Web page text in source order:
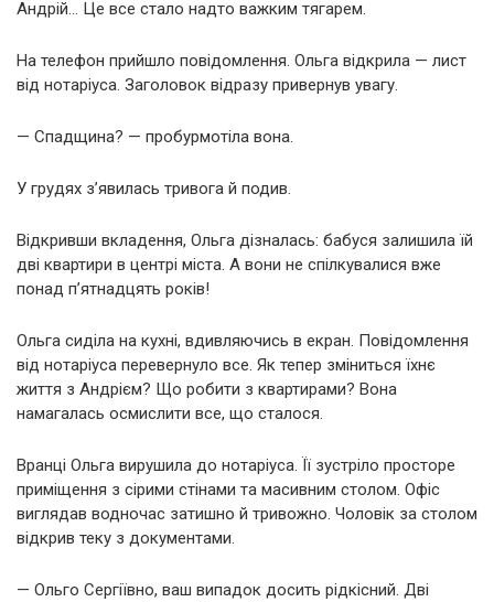
Андрій… Це все стало надто важким тягарем.
На телефон прийшло повідомлення. Ольга відкрила — лист
від нотаріуса. Заголовок відразу привернув увагу.
— Спадщина? — пробурмотіла вона.
У грудях з’явилась тривога й подив.
Відкривши вкладення, Ольга дізналась: бабуся залишила їй
дві квартири в центрі міста. А вони не спілкувалися вже
понад п’ятнадцять років!
Ольга сиділа на кухні, вдивляючись в екран. Повідомлення
від нотаріуса перевернуло все. Як тепер зміниться їхнє
життя з Андрієм? Що робити з квартирами? Вона
намагалась осмислити все, що сталося.
Вранці Ольга вирушила до нотаріуса. Її зустріло просторе
приміщення з сірими стінами та масивним столом. Офіс
виглядав водночас затишно й тривожно. Чоловік за столом
відкрив теку з документами.
— Ольго Сергіївно, ваш випадок досить рідкісний. Дві